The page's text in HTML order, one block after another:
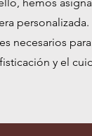
personalizada.
necesarios
y el